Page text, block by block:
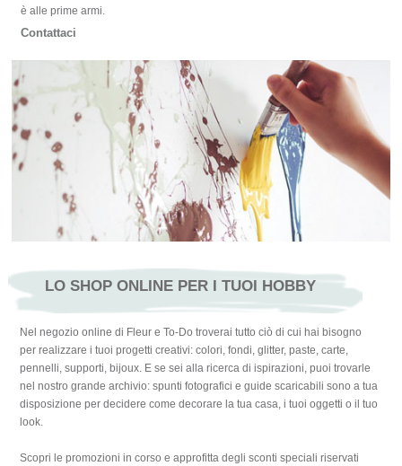
è alle prime armi.
Contattaci
LO SHOP ONLINE PER I TUOI HOBBY
Nel negozio online di Fleur e To-Do troverai tutto ciò di cui hai bisogno
per realizzare i tuoi progetti creativi: colori, fondi, glitter, paste, carte,
pennelli, supporti, bijoux. E se sei alla ricerca di ispirazioni, puoi trovarle
nel nostro grande archivio: spunti fotografici e guide scaricabili sono a tua
disposizione per decidere come decorare la tua casa, i tuoi oggetti o il tuo
look.
Scopri le promozioni in corso e approfitta degli sconti speciali riservati